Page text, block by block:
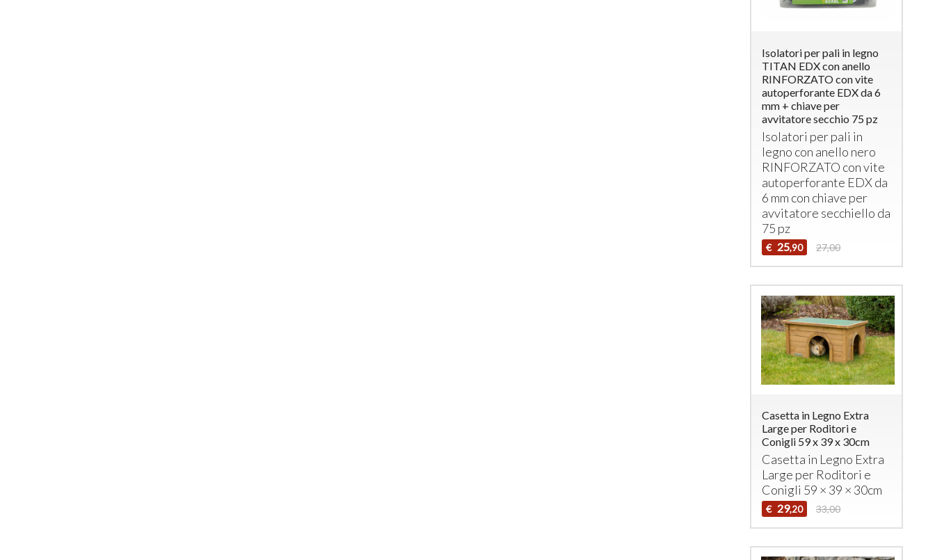
Isolatori per pali in legno
TITAN EDX con anello
RINFORZATO con vite
autoperforante EDX da 6
mm + chiave per
avvitatore secchio 75 pz
Isolatori per pali in
legno con anello nero
RINFORZATO con vite
autoperforante EDXda
6 mm con chiave per
avvitatore secchiello da
75 pz
€ 25,90 27,00
Casetta in Legno Extra
Large per Roditori e
Conigli 59 x 39 x 30cm
Casetta in Legno Extra
Large per Roditori e
Conigli 59 × 39 × 30cm
€ 29,20 33,00